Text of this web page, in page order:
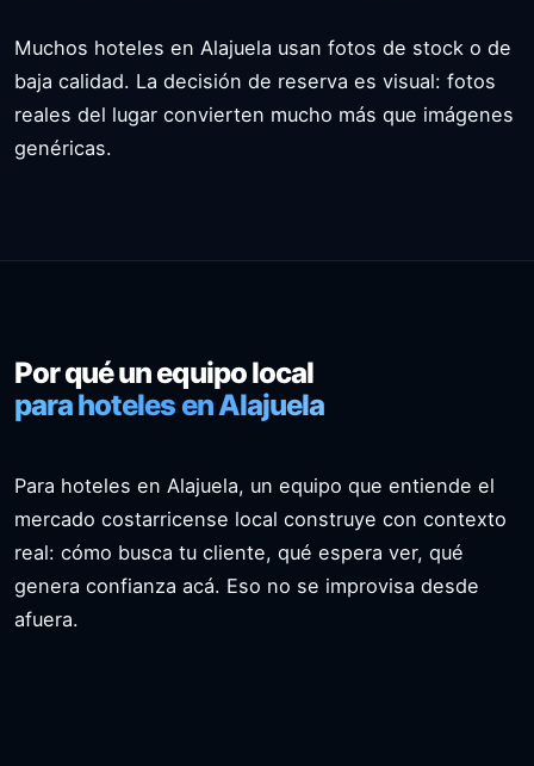
Muchos hoteles en Alajuela usan fotos de stock o de
baja calidad. La decisión de reserva es visual: fotos
reales del lugar convierten mucho más que imágenes
genéricas.
Por qué un equipo local
para hoteles en Alajuela
Para hoteles en Alajuela, un equipo que entiende el
mercado costarricense local construye con contexto
real: cómo busca tu cliente, qué espera ver, qué
genera confianza acá. Eso no se improvisa desde
afuera.